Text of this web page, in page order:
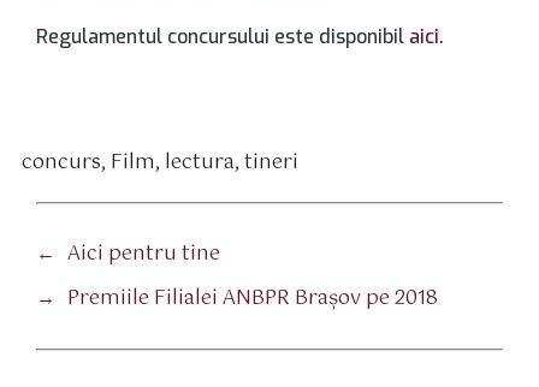
Regulamentul concursului este disponibil aici.
concurs, Film, lectura,tineri
← Aici pentru tine
→ Premiile Filialei ANBPR Braşov pe 2018